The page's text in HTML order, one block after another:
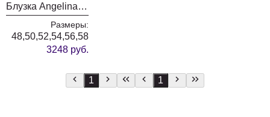
Блузка Angelina & Company 381 розовая клетка
Размеры:
48,50,52,54,56,58
3248 руб.
1 1